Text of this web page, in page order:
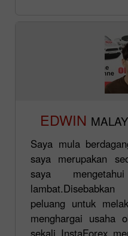
EDWIN
Saya mula
saya merupakan
saya
peluang untuk
menghargai usaha
sekali InstaForex